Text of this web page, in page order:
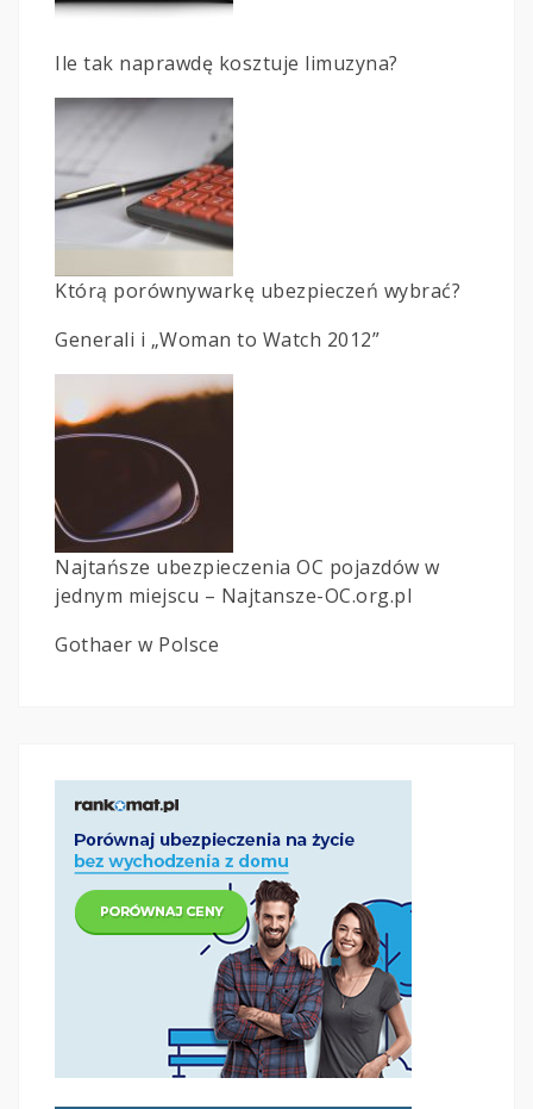
Ile tak naprawdę kosztuje limuzyna?
Którą porównywarkę ubezpieczeń wybrać?
Generali i „Woman to Watch 2012”
Najtańsze ubezpieczenia OC pojazdów w
jednym miejscu – Najtansze-OC.org.pl
Gothaer w Polsce